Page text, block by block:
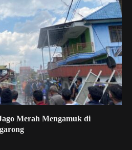
Merah Mengamuk di